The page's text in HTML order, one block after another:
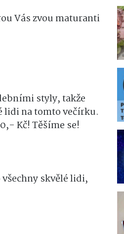
Vás zvou maturanti
styly, takže
lidi na tomto večírku.
Kč! Těšíme se!
všechny skvělé lidi,